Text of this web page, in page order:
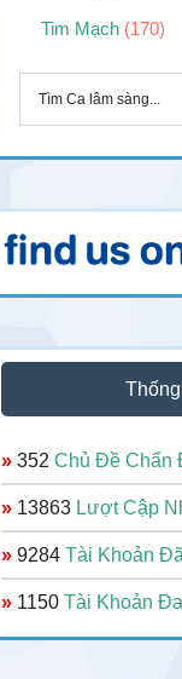
Tim Mạch (170)
» 352 Chủ Đề Chẩn
» 13863 Lượt Cập
» 9284 Tài Khoản
» 1150 Tài Khoản